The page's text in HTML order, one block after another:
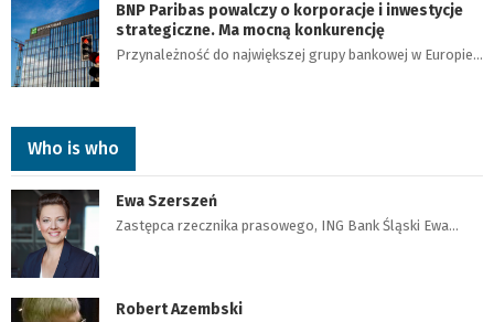
BNP Paribas powalczy o korporacje i inwestycje
strategiczne. Ma mocną konkurencję
Przynależność do największej grupy bankowej w Europie…
Who is who
Ewa Szerszeń
Zastępca rzecznika prasowego, ING Bank Śląski Ewa…
Robert Azembski